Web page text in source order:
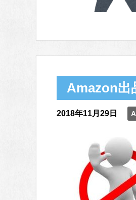
Amazon出
2018年11月29日